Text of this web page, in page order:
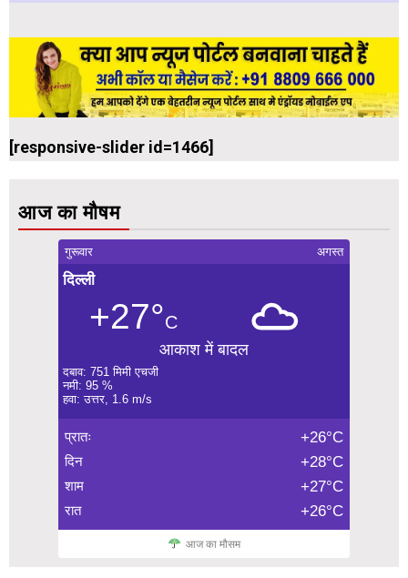
[responsive-slider id=1466]
आज का मौषम
गुरूवार अगस्त
दिल्ली
+27°C
आकाश में बादल
दबाव: 751 मिमी एचजी
नमी: 95 %
हवा: उत्तर, 1.6 m/s
प्रातः +26°C
दिन +28°C
शाम +27°C
रात +26°C
आज का मौसम